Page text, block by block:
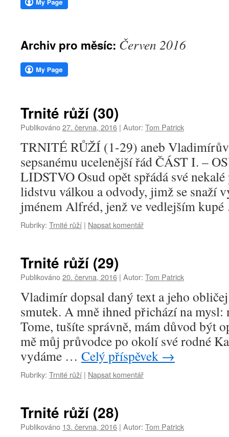
webu
Archiv pro měsíc: Červen 2016
Trnité růží (30)
Publikováno27. června, 2016 | Autor: Tom Patrick
TRNITÉ RŮŽÍ (1-29) aneb Vladimírův
sepsanému ucelenější řád ČÁST I. –
LIDSTVO Osud opět spřádá své
lidstvu válkou a odvody, jimž se snaží
jménem Alfréd, jenž ve vedlejším
Rubriky: Trnité růží | Napsat komentář
Trnité růží (29)
Publikováno20. června, 2016 | Autor: Tom Patrick
Vladimír dopsal daný text a jeho
smutek. A mně ihned přichází na mysl:
Tome, tušíte správně, mám důvod být
mě můj průvodce po okolí své rodné
vydáme … Celý příspěvek →
Rubriky: Trnité růží | Napsat komentář
Trnité růží (28)
Publikováno 13. června, 2016 | Autor: Tom Patrick